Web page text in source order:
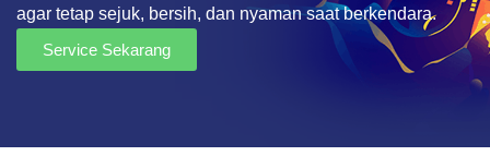
agar tetap sejuk, bersih, dan nyaman saat berkendara.
Service Sekarang